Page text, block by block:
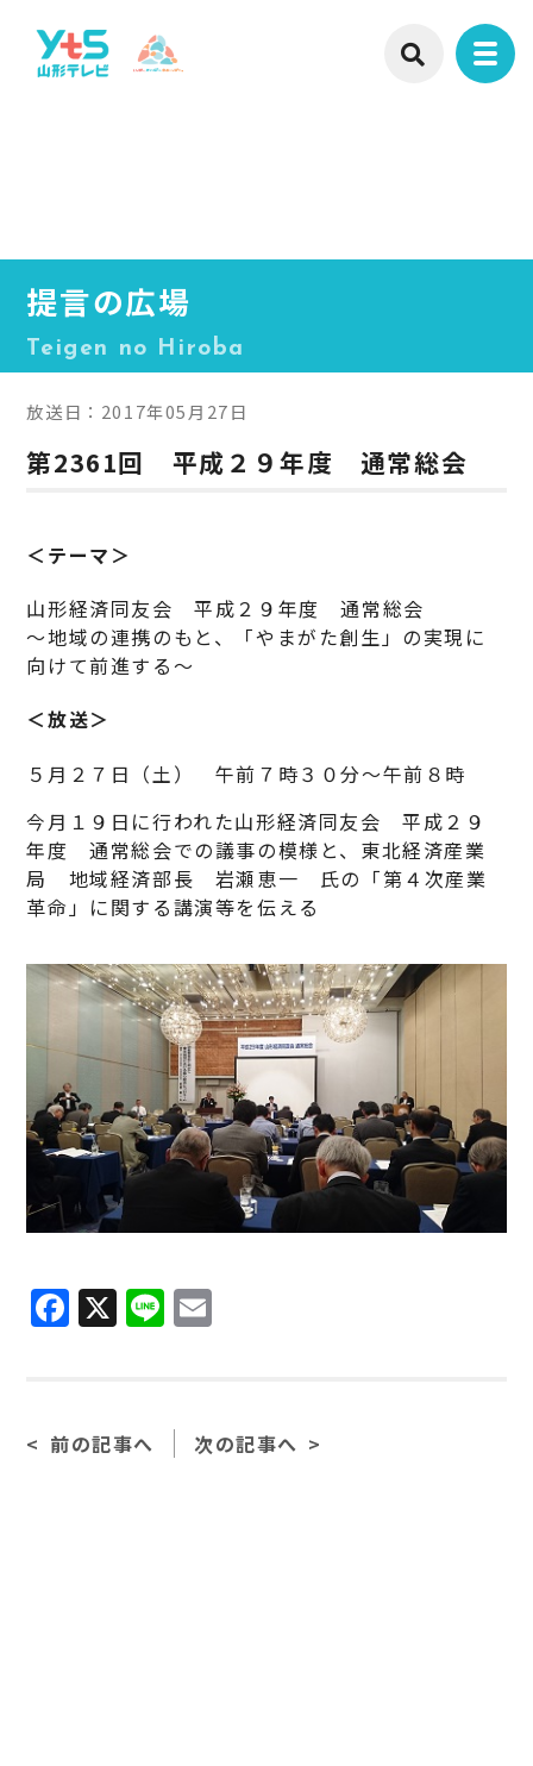
提言の広場
Teigen no Hiroba
放送日：2017年05月27日
第2361回 平成２９年度 通常総会
＜テーマ＞
山形経済同友会 平成２９年度 通常総会
～地域の連携のもと、「やまがた創生」の実現に
向けて前進する～
＜放送＞
５月２７日（土） 午前７時３０分～午前８時
今月１９日に行われた山形経済同友会 平成２９
年度 通常総会での議事の模様と、東北経済産業
局 地域経済部長 岩瀬恵一 氏の「第４次産業
革命」に関する講演等を伝える
Facebook
X Line
前の記事へ 次の記事へ